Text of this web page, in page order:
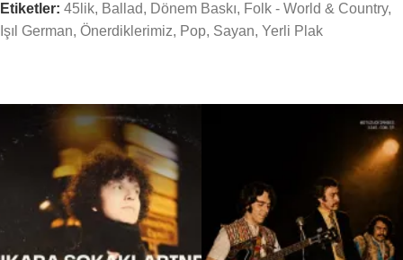
Etiketler: 45lik, Ballad, Dönem Baskı, Folk - World & Country,
Işıl German, Önerdiklerimiz, Pop, Sayan, Yerli Plak